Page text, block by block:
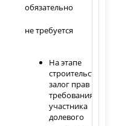
обязательно
не требуется
На этапе
строительства –
залог прав
требования
участника
долевого